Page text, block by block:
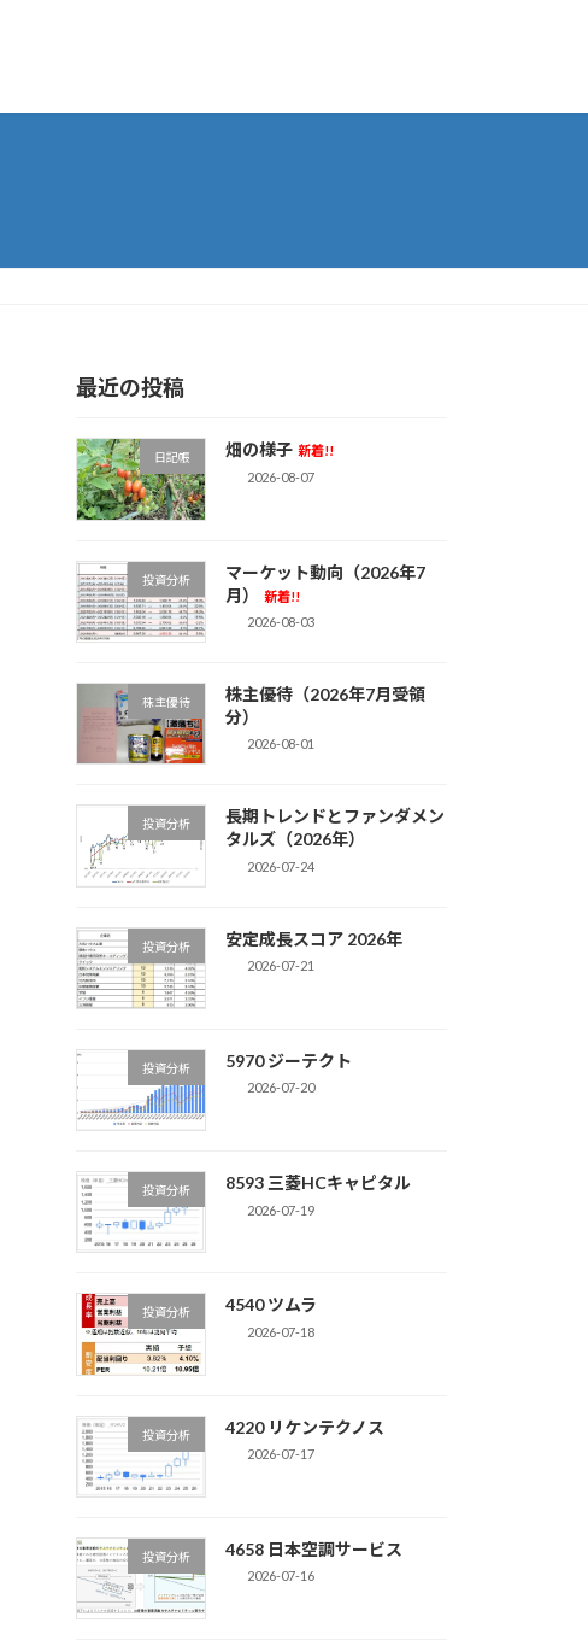
最近の投稿
日記帳 畑の様子 新着!!
2026-08-07
投資分析
マーケット動向（2026年7
月）
新着!!
2026-08-03
株主優待
株主優待（2026年7月受領
分）
2026-08-01
投資分析
長期トレンドとファンダメン
タルズ（2026年）
2026-07-24
投資分析 安定成長スコア 2026年
2026-07-21
投資分析 5970 ジーテクト
2026-07-20
投資分析 8593 三菱HCキャピタル
2026-07-19
投資分析 4540 ツムラ
2026-07-18
投資分析 4220 リケンテクノス
2026-07-17
投資分析 4658 日本空調サービス
2026-07-16